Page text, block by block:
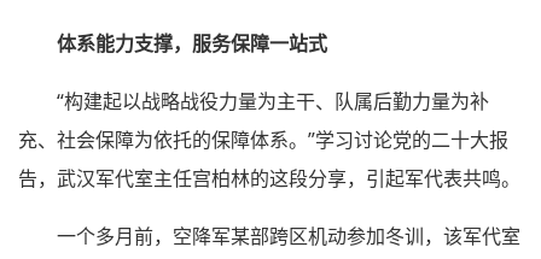
体系能力支撑，服务保障一站式
“构建起以战略战役力量为主干、队属后勤力量为补
充、社会保障为依托的保障体系。”学习讨论党的二十大报
告，武汉军代室主任宫柏林的这段分享，引起军代表共鸣。
一个多月前，空降军某部跨区机动参加冬训，该军代室